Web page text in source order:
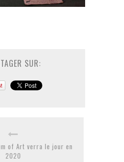
SUR:
of Art verra le jour en
2020